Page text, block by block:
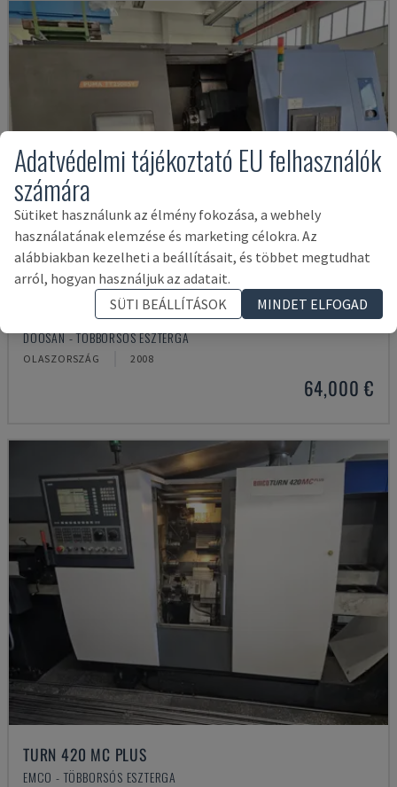
PUMA TT2500SY
DOOSAN - TÖBBORSÓS ESZTERGA
OLASZORSZÁG 2008
64,000 €
TURN 420 MC PLUS
EMCO - TÖBBORSÓS ESZTERGA
Adatvédelmi tájékoztató EU felhasználók
számára
Sütiket használunk az élmény fokozása, a webhely
használatának elemzése és marketing célokra. Az
alábbiakban kezelheti a beállításait, és többet megtudhat
arról, hogyan használjuk az adatait.
SÜTI BEÁLLÍTÁSOK
MINDET ELFOGAD